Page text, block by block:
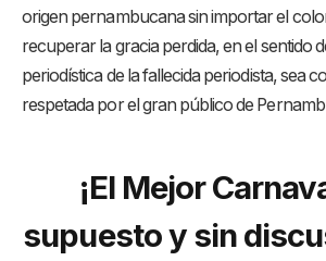
origen pernambucana sin importar el
recuperar la gracia perdida, en el sentido
periodística de la fallecida periodista, sea
respetada por el gran público de
¡El Mejor
supuesto y sin